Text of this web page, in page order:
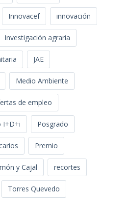
Innovacef innovación
Investigación agraria
JAE
Medio Ambiente
de empleo
I+D+i Posgrado
Premio
y Cajal recortes
Torres Quevedo